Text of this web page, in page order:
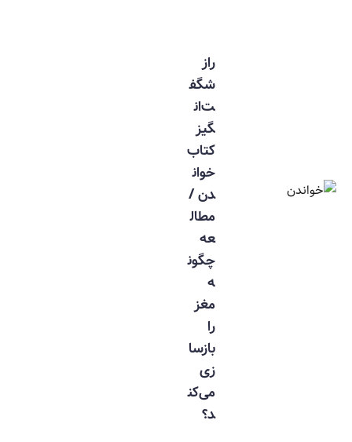
راز
شگف
ت‌ان
گیز
کتاب
خوان
دن /
مطال
عه
چگون
ه
مغز
را
بازسا
زی
می‌کن
د؟